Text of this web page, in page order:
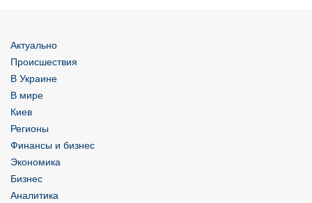
Актуально
Происшествия
В Украине
В мире
Киев
Регионы
Финансы и бизнес
Экономика
Бизнес
Аналитика